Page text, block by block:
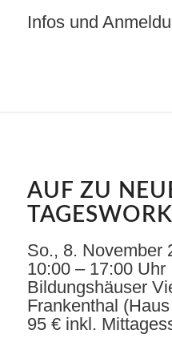
Infos und
AUF ZU
So., 8. November
10:00 – 17:00 Uhr
Bildungshäuser
Frankenthal
95 € inkl.